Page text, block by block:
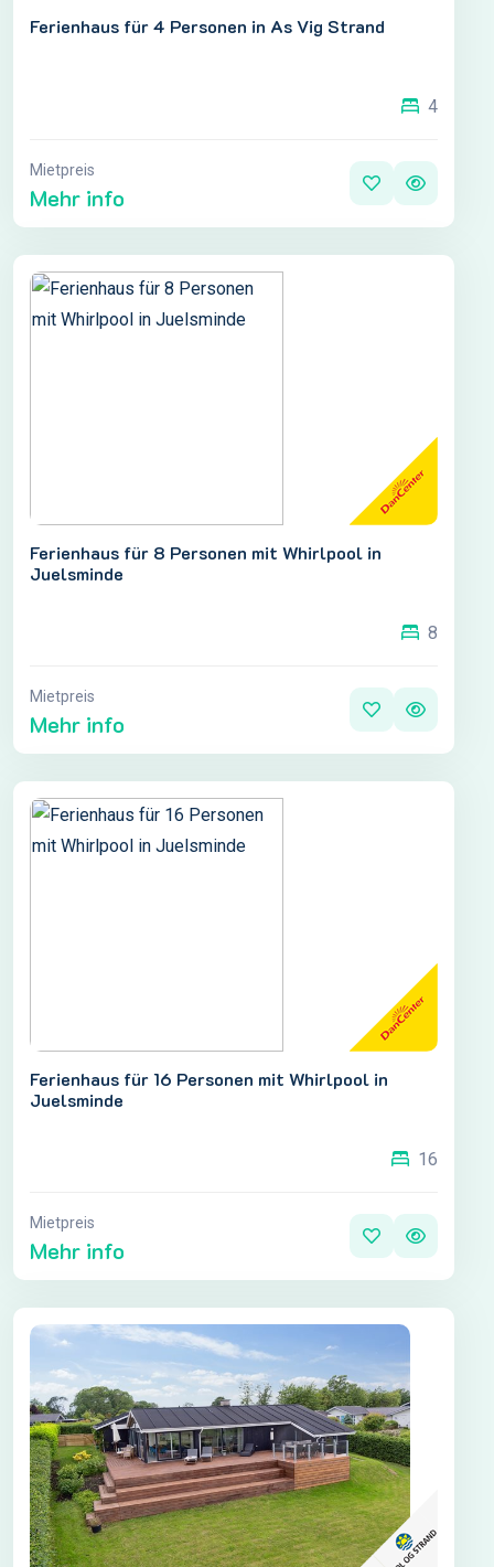
Ferienhaus für 4 Personen in As Vig Strand
4
Mietpreis
Mehr info
Ferienhaus für 8 Personen mit Whirlpool in
Juelsminde
8
Mietpreis
Mehr info
Ferienhaus für 16 Personen mit Whirlpool in
Juelsminde
16
Mietpreis
Mehr info